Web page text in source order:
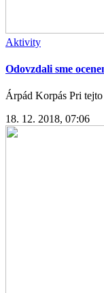
Aktivity
Odovzdali sme
Árpád Korpás Pri
18. 12. 2018, 07:06